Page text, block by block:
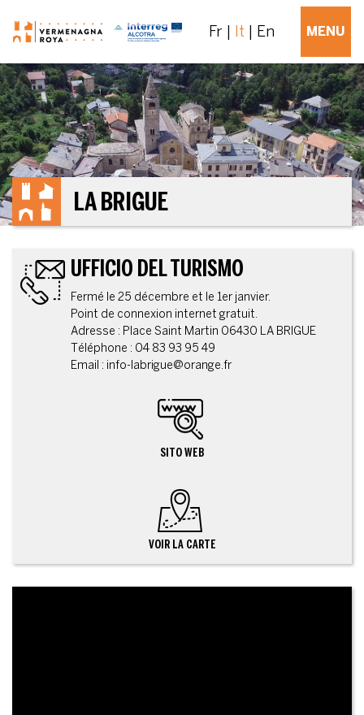
Fr It En MENU
LA BRIGUE
UFFICIO DEL TURISMO
Fermé le 25 décembre et le 1er janvier.
Point de connexion internet gratuit.
Adresse : Place Saint Martin 06430 LA BRIGUE
Téléphone : 04 83 93 95 49
Email : info-labrigue@orange.fr
SITO WEB
VOIR LA CARTE